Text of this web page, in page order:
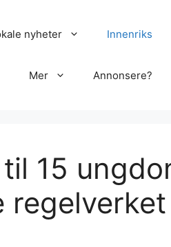
nyheter Innenriks
Mer Annonsere?
15
regelverket